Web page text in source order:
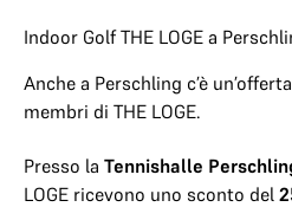
Indoor Golf THE LOGE a
Anche a Perschling c’è
membri di THE LOGE.
Presso la Tennishalle
LOGE ricevono uno sconto del